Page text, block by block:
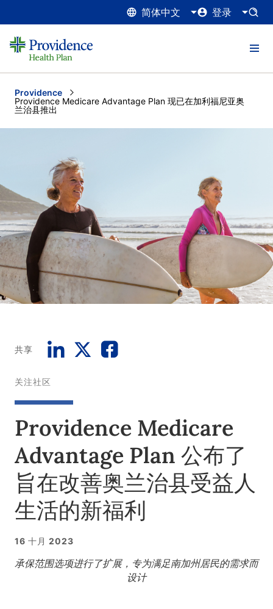
简体中文 登录
Providence
Current:
Providence Medicare Advantage Plan 现已在加利福尼亚奥
兰治县推出
共享
关注社区
Providence Medicare
Advantage Plan 公布了
旨在改善奥兰治县受益人
生活的新福利
16 十月 2023
承保范围选项进行了扩展，专为满足南加州居民的需求而
设计